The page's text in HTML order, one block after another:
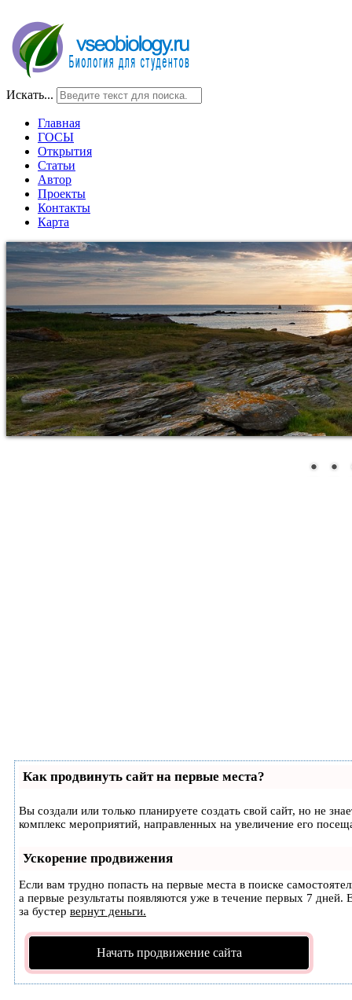
Искать...
Главная
ГОСЫ
Открытия
Статьи
Автор
Проекты
Контакты
Карта
Как продвинуть сайт на первые места?
Вы создали или только планируете создать свой сайт, но не
комплекс мероприятий, направленных на увеличение его
Ускорение продвижения
Если вам трудно попасть на первые места в поиске
а первые результаты появляются уже в течение первых 7
за бустер вернут деньги.
Начать продвижение сайта